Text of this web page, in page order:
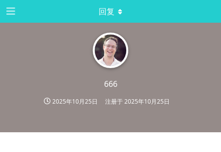
666
2025年10月25日 注册于2025年10月25日
回复